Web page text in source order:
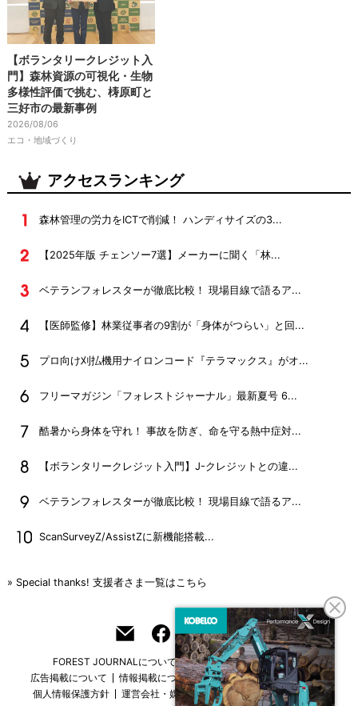
【ボランタリークレジット入
門】森林資源の可視化・生物
多様性評価で挑む、梼原町と
三好市の最新事例
2026/08/06
エコ・地域づくり
アクセスランキング
森林管理の労力をICTで削減！ ハンディサイズの3...
【2025年版 チェンソー7選】メーカーに聞く「林...
ベテランフォレスターが徹底比較！ 現場目線で語るア...
【医師監修】林業従事者の9割が「身体がつらい」と回...
プロ向け刈払機用ナイロンコード『テラマックス』がオ...
フリーマガジン「フォレストジャーナル」最新夏号 6...
酷暑から身体を守れ！ 事故を防ぎ、命を守る熱中症対...
【ボランタリークレジット入門】J-クレジットとの違...
ベテランフォレスターが徹底比較！ 現場目線で語るア...
ScanSurveyZ/AssistZに新機能搭載...
» Special thanks! 支援者さま一覧はこちら
FOREST JOURNALについて
フリーマガジンはこちら
広告掲載について
情報掲載について お問い合わせ
採用情報
個人情報保護方針
運営会社・媒体一覧 For overseas customers